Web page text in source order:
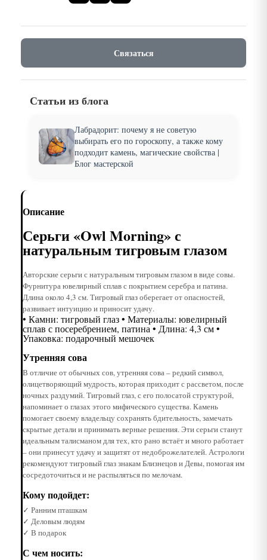
Связаться
Статьи из блога
Лабрадорит: почему я не советую
выбирать его по гороскопу, а также кому
подходит камень, магические свойства |
Блог мастерской
Описание
Серьги «Owl Morning» с
натуральным тигровым глазом
Авторские серьги с натуральным тигровым глазом в виде совы.
Фурнитура ювелирный сплав с покрытием серебра и патина.
Длина около 4,3 см. Тигровый глаз оберегает от опасностей,
развивает интуицию и приносит удачу.
• Камни: тигровый глаз • Материалы: ювелирный
сплав с посеребрением, патина • Длина: 4,3 см •
Упаковка: подарочный мешочек
Утренняя сова
В отличие от обычных сов, утренняя сова – редкий символ,
олицетворяющий мудрость, которая приходит с рассветом, после
ночных раздумий. Тигровый глаз, с его полосатой структурой,
напоминает о глазах этого мифического существа. Камень
помогает своему владельцу сохранять бдительность, замечать
скрытые детали и принимать верные решения. Эти серьги станут
идеальным талисманом для тех, кто рано встаёт и много работает
– они принесут удачу и защитят от недоброжелателей. Астрологи
рекомендуют тигровый глаз знакам Близнецов и Девы, помогая им
сосредоточиться и не распыляться по мелочам.
Кому подойдет:
✓ Ранним пташкам
✓ Деловым людям
✓ В подарок
С чем носить: